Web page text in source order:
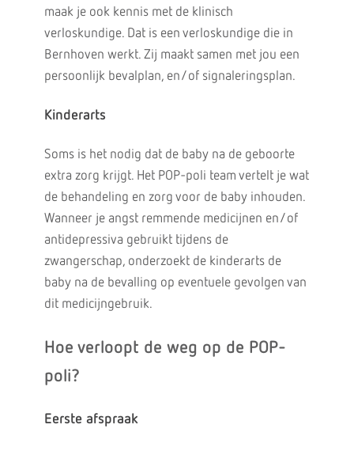
maak je ook kennis met de klinisch
verloskundige. Dat is een verloskundige die in
Bernhoven werkt. Zij maakt samen met jou een
persoonlijk bevalplan, en/of signaleringsplan.
Kinderarts
Soms is het nodig dat de baby na de geboorte
extra zorg krijgt. Het POP-poli team vertelt je wat
de behandeling en zorg voor de baby inhouden.
Wanneer je angst remmende medicijnen en/of
antidepressiva gebruikt tijdens de
zwangerschap, onderzoekt de kinderarts de
baby na de bevalling op eventuele gevolgen van
dit medicijngebruik.
Hoe verloopt de weg op de POP-
poli?
Eerste afspraak